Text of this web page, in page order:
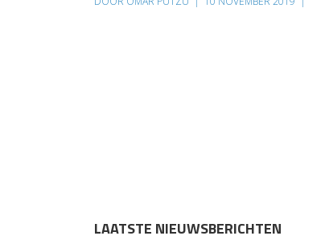
LAATSTE NIEUWSBERICHTEN